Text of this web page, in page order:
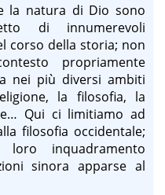
e la natura di Dio sono
di innumerevoli
corso della storia; non
propriamente
nei più diversi ambiti
la filosofia, la
Qui ci limitiamo ad
filosofia occidentale;
inquadramento
sinora apparse al